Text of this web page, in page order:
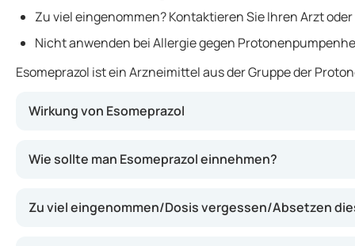
Zu viel eingenommen? Kontaktieren Sie Ihren Arzt
Nicht anwenden bei Allergie gegen
Esomeprazol ist ein Arzneimittel aus der Gruppe der
Wirkung von Esomeprazol
Wie sollte man Esomeprazol einnehmen?
Zu viel eingenommen/Dosis vergessen/Absetzen